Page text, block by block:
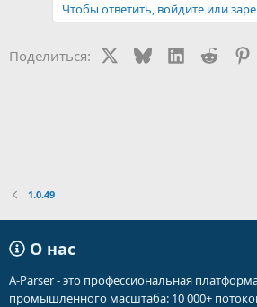
Чтобы ответить, войдите или
Поделиться: BlueskyLinkedIn
Reddit
1.0.49
О нас
A-Parser - это профессиональная
промышленного масштаба: 10 000+